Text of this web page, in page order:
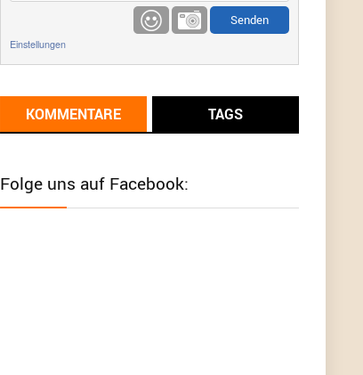
9/1/20226:17
Ich glaube du hast den Sinn eines
Schnäppchenblogs noch immer nicht
Günni 9/1/2022
meisten Deals sind Tagespreise!
Einstellungen
KOMMENTARE TAGS
Folge uns auf Facebook: